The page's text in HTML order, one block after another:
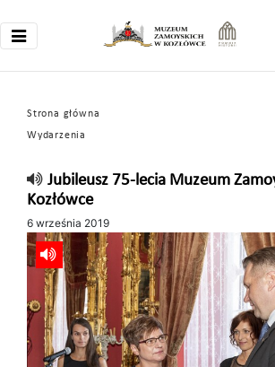
Strona główna
Wydarzenia
Jubileusz 75-lecia Muzeum
Kozłówce
6 września 2019